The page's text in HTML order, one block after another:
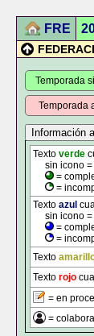
FRE
Temporada
Temporada
Texto verde
sin icono =
=
=
Texto azul
sin icono =
=
=
Texto
Texto rojo
= en
=